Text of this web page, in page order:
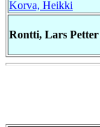
Korva, Heikki
Rontti, Lars Petter